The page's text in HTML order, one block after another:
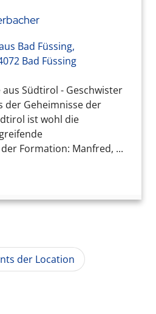
Bad Füssing,
Bad Füssing
Südtirol - Geschwister
der Geheimnisse der
ist wohl die
Formation: Manfred, ...
der Location